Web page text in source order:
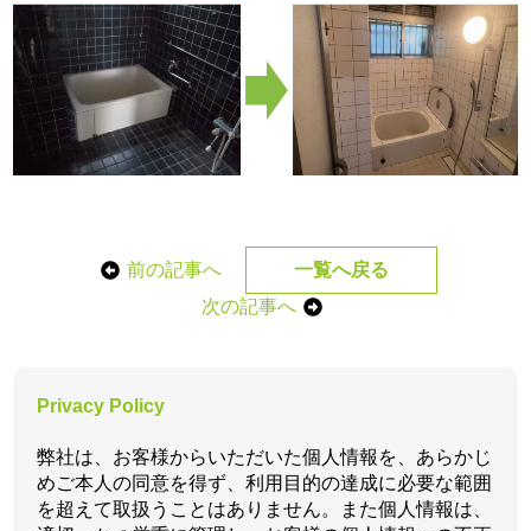
前の記事へ
一覧へ戻る
次の記事へ
Privacy Policy
弊社は、お客様からいただいた個人情報を、あらかじ
めご本人の同意を得ず、利用目的の達成に必要な範囲
を超えて取扱うことはありません。また個人情報は、